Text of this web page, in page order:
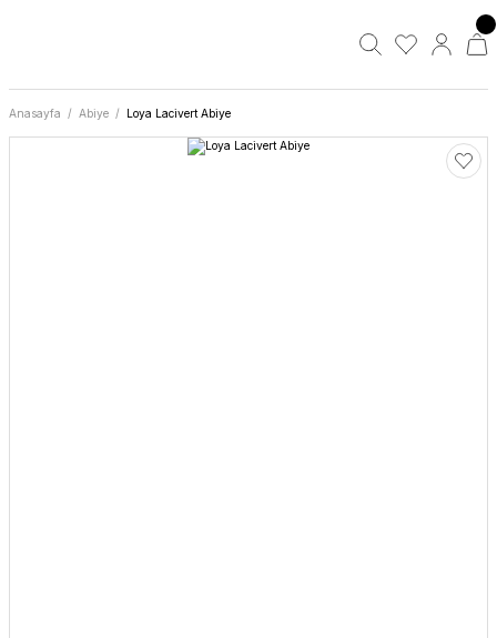
Anasayfa Abiye Loya Lacivert Abiye